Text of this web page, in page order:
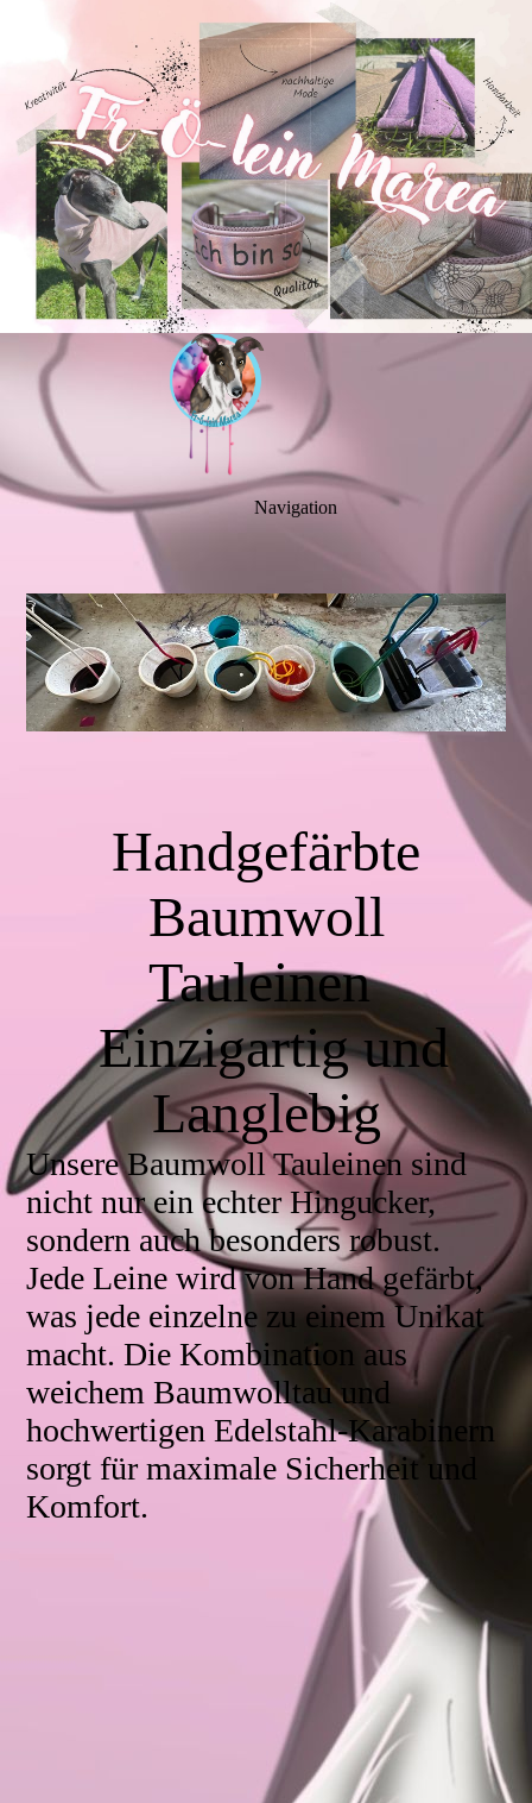
Navigation
Handgefärbte
Baumwoll
Tauleinen
Einzigartig und
Langlebig
Unsere Baumwoll Tauleinen sind
nicht nur ein echter Hingucker,
sondern auch besonders robust.
Jede Leine wird von Hand gefärbt,
was jede einzelne zu einem Unikat
macht. Die Kombination aus
weichem Baumwolltau und
hochwertigen Edelstahl-Karabinern
sorgt für maximale Sicherheit und
Komfort.